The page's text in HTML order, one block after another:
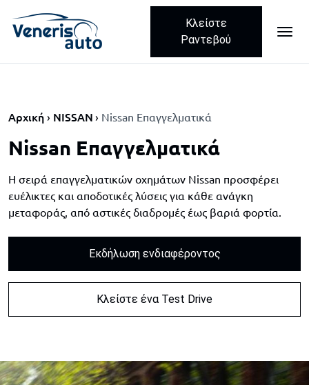
Skip navigation
Κλείστε
Ραντεβού
Αρχική NISSAN Nissan Επαγγελματικά
Nissan Επαγγελματικά
Η σειρά επαγγελματικών οχημάτων Nissan προσφέρει
ευέλικτες και αποδοτικές λύσεις για κάθε ανάγκη
μεταφοράς, από αστικές διαδρομές έως βαριά φορτία.
Εκδήλωση ενδιαφέροντος
Κλείστε ένα Test Drive